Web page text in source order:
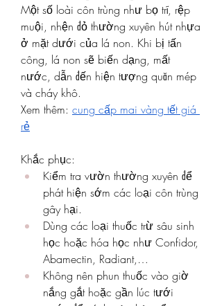
Một số loài côn trùng như bọ trĩ, rệp
muội, nhện đỏ thường xuyên hút nhựa
ở mặt dưới của lá non. Khi bị tấn
công, lá non sẽ biến dạng, mất
nước, dẫn đến hiện tượng quăn mép
và cháy khô.
Xem thêm: cung cấp mai vàng tết giá
rẻ
Khắc phục:
Kiểm tra vườn thường xuyên để
phát hiện sớm các loại côn trùng
gây hại.
Dùng các loại thuốc trừ sâu sinh
học hoặc hóa học như Confidor,
Abamectin, Radiant,…
Không nên phun thuốc vào giờ
nắng gắt hoặc gần lúc tưới